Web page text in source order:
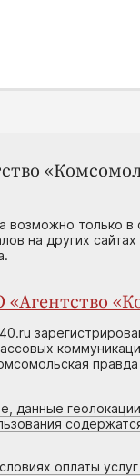
возможно только
на других
правда
данные
оплаты